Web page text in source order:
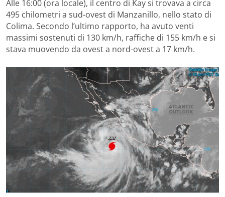
Alle 16:00 (ora locale), il centro di Kay si trovava a circa
495 chilometri a sud-ovest di Manzanillo, nello stato di
Colima. Secondo l’ultimo rapporto, ha avuto venti
massimi sostenuti di 130 km/h, raffiche di 155 km/h e si
stava muovendo da ovest a nord-ovest a 17 km/h.